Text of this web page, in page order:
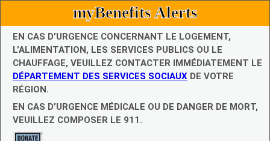
myBenefits Alerts
EN CAS D’URGENCE CONCERNANT LE LOGEMENT,
L’ALIMENTATION, LES SERVICES PUBLICS OU LE
CHAUFFAGE, VEUILLEZ CONTACTER IMMÉDIATEMENT LE
DÉPARTEMENT DES SERVICES SOCIAUX DE VOTRE
RÉGION.
EN CAS D’URGENCE MÉDICALE OU DE DANGER DE MORT,
VEUILLEZ COMPOSER LE 911.